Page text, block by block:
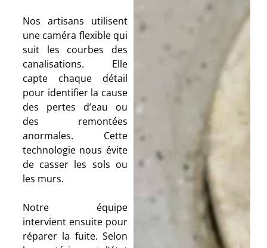
Nos artisans utilisent
une caméra flexible qui
suit les courbes des
canalisations. Elle
capte chaque détail
pour identifier la cause
des pertes d’eau ou
des remontées
anormales. Cette
technologie nous évite
de casser les sols ou
les murs.
Notre équipe
intervient ensuite pour
réparer la fuite. Selon